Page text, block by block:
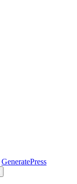
GeneratePress